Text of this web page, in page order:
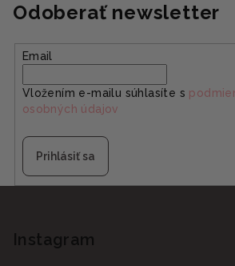
Odoberať newsletter
Email
Vložením e-mailu súhlasíte s
osobných údajov
Prihlásiť sa
Instagram